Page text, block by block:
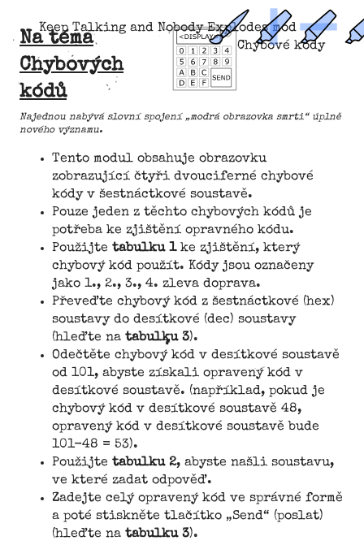
Keep Talking and Nobody Explodes mod
Chybové kódy
Na téma
Chybových
kódů
Najednou nabývá slovní spojení „modrá obrazovka smrti“ úplně
nového významu.
Tento modul obsahuje obrazovku
zobrazující čtyři dvouciferné chybové
kódy v šestnáctkové soustavě.
Pouze jeden z těchto chybových kódů je
potřeba ke zjištění opravného kódu.
Použijte tabulku 1ke zjištění, který
chybový kód použít. Kódy jsou označeny
jako 1., 2., 3., 4. zleva doprava.
Převeďte chybový kód z šestnáctkové (hex)
soustavy do desítkové (dec) soustavy
(hleďte na tabulku 3).
Odečtěte chybový kód v desítkové soustavě
od 101, abyste získali opravený kód v
desítkové soustavě. (například, pokud je
chybový kód v desítkové soustavě 48,
opravený kód v desítkové soustavě bude
101-48 = 53).
Použijte tabulku 2, abyste našli soustavu,
ve které zadat odpověď.
Zadejte celý opravený kód ve správné formě
a poté stiskněte tlačítko „Send“ (poslat)
(hleďte na tabulku 3).